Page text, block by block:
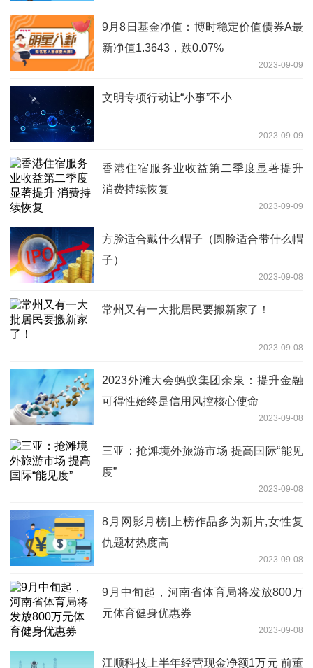
9月8日基金净值：博时稳定价值债券A最
新净值1.3643，跌0.07%
2023-09-09
文明专项行动让“小事”不小
2023-09-09
香港住宿服务业收益第二季度显著提升
消费持续恢复
2023-09-09
方脸适合戴什么帽子（圆脸适合带什么帽
子）
2023-09-08
常州又有一大批居民要搬新家了！
2023-09-08
2023外滩大会蚂蚁集团余泉：提升金融
可得性始终是信用风控核心使命
2023-09-08
三亚：抢滩境外旅游市场 提高国际“能见
度”
2023-09-08
8月网影月榜|上榜作品多为新片,女性复
仇题材热度高
2023-09-08
9月中旬起，河南省体育局将发放800万
元体育健身优惠券
2023-09-08
江顺科技上半年经营现金净额1万元 前董